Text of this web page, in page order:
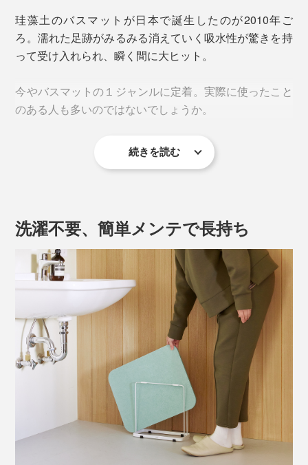
乾燥させています。
吸水性の高いバスマットといえば「珪藻土」が思い浮か
びますが、アスベスト問題をきっかけに、次なる新素材
開発がスタート。
長年に渡り、珪藻土バスマットの生産実績を持つメーカ
ーが、それまでのノウハウを活かし、バスマットに欠か
せない吸水力・乾燥性・強度を、溶岩石で実現しまし
見た目や感触は、石というよりも「目の詰まった堅い
木」という感じ。よほどの衝撃を加えなければ、割れる
珪藻土のバスマットが日本で誕生したのが2010年ご
ろ。濡れた足跡がみるみる消えていく吸水性が驚きを持
って受け入れられ、瞬く間に大ヒット。
今やバスマットの１ジャンルに定着。実際に使ったこと
のある人も多いのではないでしょうか。
『Lava Stone ser.』のバスマットは、その珪藻土を吸水
『Lava Stone ser.』と珪藻土の性能比較
吸水量は、試験体を25度の水に1分間浸漬。水から取り出し、1分間自然乾燥させ
続きを読む
洗濯不要、簡単メンテで長持ち